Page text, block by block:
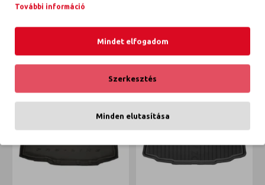
ETTŐL A GYÁRTÓTÓL EBBŐL A KATEGÓRIÁBÓL
További információ
Mindet elfogadom
Szerkesztés
Minden elutasítása